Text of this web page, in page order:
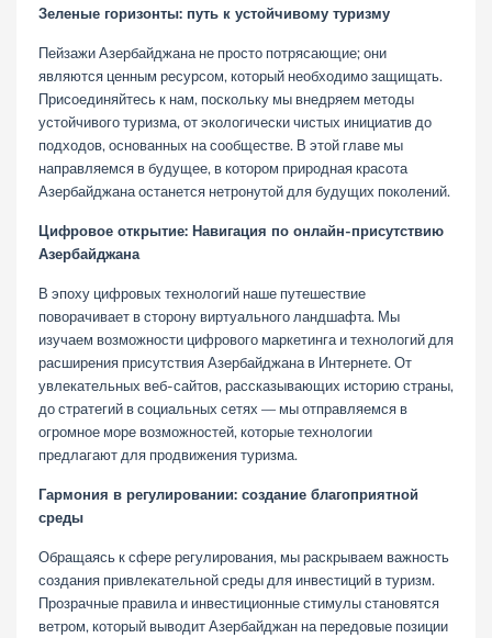
Зеленые горизонты: путь к устойчивому туризму
Пейзажи Азербайджана не просто потрясающие; они
являются ценным ресурсом, который необходимо защищать.
Присоединяйтесь к нам, поскольку мы внедряем методы
устойчивого туризма, от экологически чистых инициатив до
подходов, основанных на сообществе. В этой главе мы
направляемся в будущее, в котором природная красота
Азербайджана останется нетронутой для будущих поколений.
Цифровое открытие: Навигация по онлайн-присутствию
Азербайджана
В эпоху цифровых технологий наше путешествие
поворачивает в сторону виртуального ландшафта. Мы
изучаем возможности цифрового маркетинга и технологий для
расширения присутствия Азербайджана в Интернете. От
увлекательных веб-сайтов, рассказывающих историю страны,
до стратегий в социальных сетях — мы отправляемся в
огромное море возможностей, которые технологии
предлагают для продвижения туризма.
Гармония в регулировании: создание благоприятной
среды
Обращаясь к сфере регулирования, мы раскрываем важность
создания привлекательной среды для инвестиций в туризм.
Прозрачные правила и инвестиционные стимулы становятся
ветром, который выводит Азербайджан на передовые позиции